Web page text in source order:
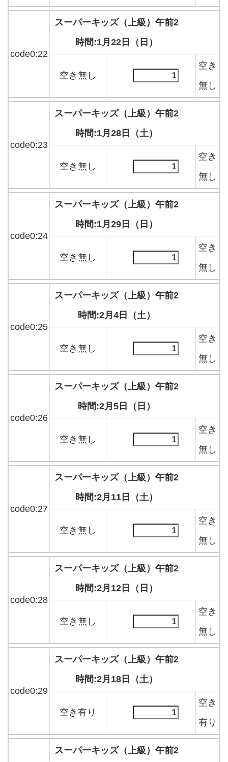
code0:22
スーパーキッズ（上級）午前2
時間:1月22日（日）
空き無し
空き
無し
code0:23
スーパーキッズ（上級）午前2
時間:1月28日（土）
空き無し
空き
無し
code0:24
スーパーキッズ（上級）午前2
時間:1月29日（日）
空き無し
空き
無し
code0:25
スーパーキッズ（上級）午前2
時間:2月4日（土）
空き無し
空き
無し
code0:26
スーパーキッズ（上級）午前2
時間:2月5日（日）
空き無し
空き
無し
code0:27
スーパーキッズ（上級）午前2
時間:2月11日（土）
空き無し
空き
無し
code0:28
スーパーキッズ（上級）午前2
時間:2月12日（日）
空き無し
空き
無し
code0:29
スーパーキッズ（上級）午前2
時間:2月18日（土）
空き有り
空き
有り
スーパーキッズ（上級）午前2